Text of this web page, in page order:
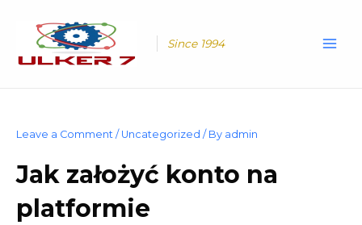
content
Since 1994
Leave a Comment / Uncategorized / By admin
Jak założyć konto na
platformie